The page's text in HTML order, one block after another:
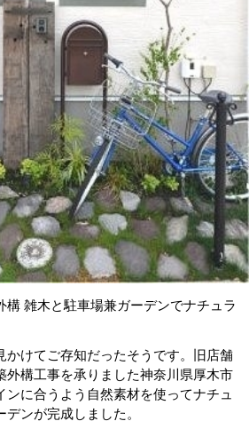
雑木と駐車場兼ガーデンでナチュラ
かけてご存知だったそうです。旧店舗
外構工事を承りました神奈川県厚木市
ンに合うよう自然素材を使ってナチュ
ンが完成しました。